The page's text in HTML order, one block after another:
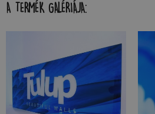
A TERMÉK GALÉRIÁJA: